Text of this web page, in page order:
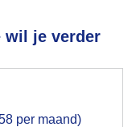
wil je verder
per maand)
voor het